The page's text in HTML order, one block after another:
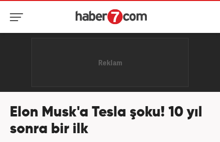
Elon Musk'a Tesla şoku! 10 yıl
sonra bir ilk